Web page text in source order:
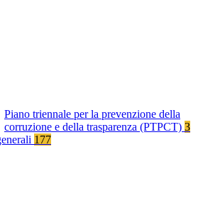
Piano triennale per la prevenzione della
corruzione e della trasparenza (PTPCT) 3
177